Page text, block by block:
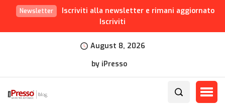
Newsletter
Iscriviti alla newsletter e rimani aggiornato
Iscriviti
August 8, 2026
by iPresso